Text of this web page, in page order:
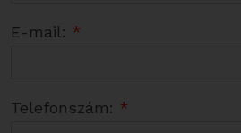
E-mail: *
Telefonszám: *